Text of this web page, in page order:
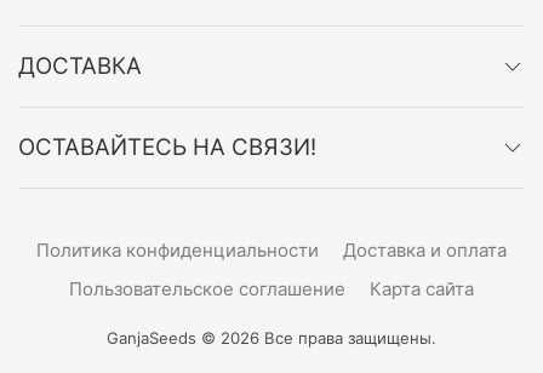
ДОСТАВКА
ОСТАВАЙТЕСЬ НА СВЯЗИ!
Политика конфиденциальности
Доставка и оплата
Пользовательское соглашение
Карта сайта
GanjaSeeds © 2026 Все права защищены.